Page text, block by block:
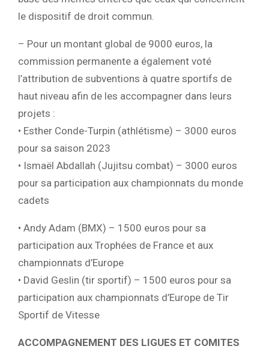
le dispositif de droit commun.
– Pour un montant global de 9000 euros, la
commission permanente a également voté
l’attribution de subventions à quatre sportifs de
haut niveau afin de les accompagner dans leurs
projets :
• Esther Conde-Turpin (athlétisme) – 3000 euros
pour sa saison 2023
• Ismaël Abdallah (Jujitsu combat) – 3000 euros
pour sa participation aux championnats du monde
cadets
• Andy Adam (BMX) – 1500 euros pour sa
participation aux Trophées de France et aux
championnats d’Europe
• David Geslin (tir sportif) – 1500 euros pour sa
participation aux championnats d’Europe de Tir
Sportif de Vitesse
ACCOMPAGNEMENT DES LIGUES ET COMITES